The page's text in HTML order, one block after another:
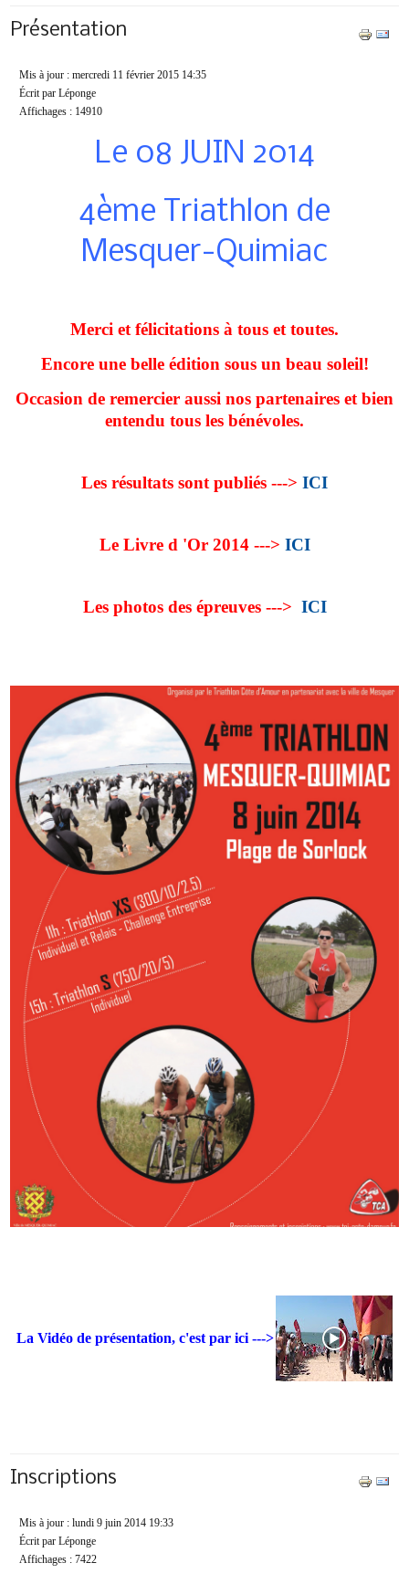
Présentation
Mis à jour : mercredi 11 février 2015 14:35
Écrit par Léponge
Affichages : 14910
Le 08 JUIN 2014
4ème Triathlon de
Mesquer-Quimiac
Merci et félicitations à tous et toutes.
Encore une belle édition sous un beau soleil!
Occasion de remercier aussi nos partenaires et bien
entendu tous les bénévoles.
Les résultats sont publiés ---> ICI
Le Livre d 'Or 2014 ---> ICI
Les photos des épreuves ---> ICI
La Vidéo de présentation, c'est par ici --->
Inscriptions
Mis à jour : lundi 9 juin 2014 19:33
Écrit par Léponge
Affichages : 7422